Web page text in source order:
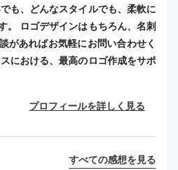
も、どんなスタイルでも、柔軟に
。 ロゴデザインはもちろん、名刺
があればお気軽にお問い合わせく
における、最高のロゴ作成をサポ
プロフィールを詳しく見る
すべての感想を見る